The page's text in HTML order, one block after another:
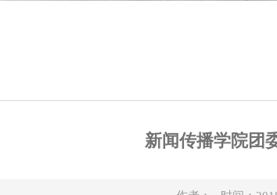
新闻传播学院团